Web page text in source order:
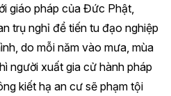
giáo pháp của Đức Phật,
trụ nghỉ để tiến tu đạo nghiệp
do mỗi năm vào mưa, mùa
người xuất gia cử hành pháp
kiết hạ an cư sẽ phạm tội